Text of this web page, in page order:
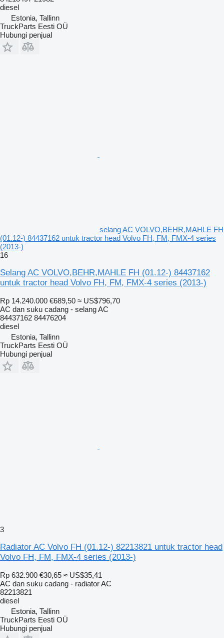
diesel
Estonia, Tallinn
TruckParts Eesti OÜ
Hubungi penjual
selang AC VOLVO,BEHR,MAHLE FH
(01.12-) 84437162 untuk tractor head Volvo FH, FM, FMX-4 series
(2013-)
16
Selang AC VOLVO,BEHR,MAHLE FH (01.12-) 84437162
untuk tractor head Volvo FH, FM, FMX-4 series (2013-)
Rp 14.240.000 €689,50 ≈ US$796,70
AC dan suku cadang - selang AC
84437162 84476204
diesel
Estonia, Tallinn
TruckParts Eesti OÜ
Hubungi penjual
3
Radiator AC Volvo FH (01.12-) 82213821 untuk tractor head
Volvo FH, FM, FMX-4 series (2013-)
Rp 632.900 €30,65 ≈ US$35,41
AC dan suku cadang - radiator AC
82213821
diesel
Estonia, Tallinn
TruckParts Eesti OÜ
Hubungi penjual